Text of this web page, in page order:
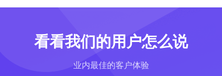
看看我们的用户怎么说
业内最佳的客户体验